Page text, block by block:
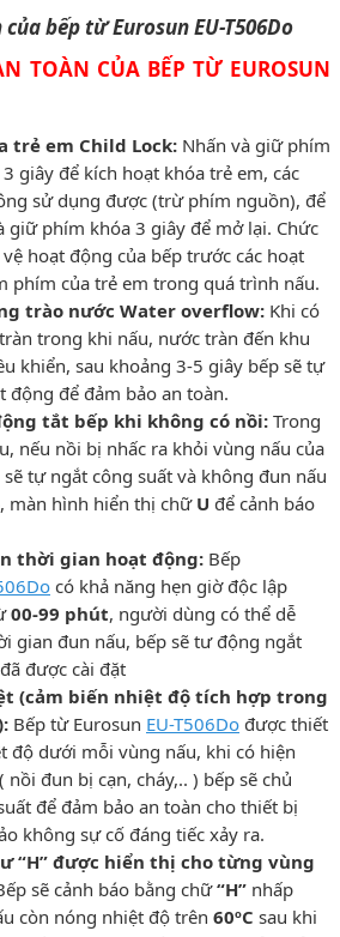
bếp từ Eurosun EU-T506Do
TOÀN CỦA BẾP TỪ EUROSUN
trẻ em Child Lock: Nhấn và giữ phím
giây để kích hoạt khóa trẻ em, các
sử dụng được (trừ phím nguồn), để
giữ phím khóa 3 giây để mở lại. Chức
hoạt động của bếp trước các hoạt
phím của trẻ em trong quá trình nấu.
trào nước Water overflow: Khi có
trong khi nấu, nước tràn đến khu
khiển, sau khoảng 3-5 giây bếp sẽ tự
động để đảm bảo an toàn.
tắt bếp khi không có nồi: Trong
nếu nồi bị nhấc ra khỏi vùng nấu của
tự ngắt công suất và không đun nấu
màn hình hiển thị chữ U để cảnh báo
thời gian hoạt động: Bếp
có khả năng hẹn giờ độc lập
00-99 phút, người dùng có thể dễ
gian đun nấu, bếp sẽ tư động ngắt
được cài đặt
(cảm biến nhiệt độ tích hợp trong
Bếp từ Eurosun EU-T506Do được thiết
độ dưới mỗi vùng nấu, khi có hiện
đun bị cạn, cháy,.. ) bếp sẽ chủ
để đảm bảo an toàn cho thiết bị
không sự cố đáng tiếc xảy ra.
“H” được hiển thị cho từng vùng
sẽ cảnh báo bằng chữ“H” nhấp
còn nóng nhiệt độ trên 60ºC sau khi